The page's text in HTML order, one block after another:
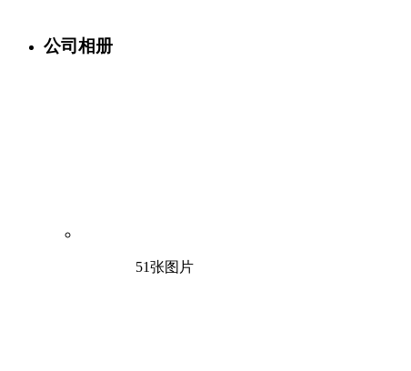
公司相册
51张图片